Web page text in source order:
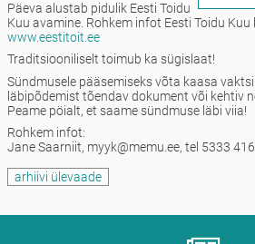
Päeva alustab pidulik Eesti Toidu
Kuu avamine. Rohkem infot Eesti Toidu
www.eestitoit.ee
Traditsiooniliselt toimub ka sügislaat!
Sündmusele pääsemiseks võta kaasa
läbipõdemist tõendav dokument või kehtiv
Peame pöialt, et saame sündmuse läbi viia!
Rohkem infot:
Jane Saarniit, myyk@memu.ee, tel 5333
arhiivi ülevaade